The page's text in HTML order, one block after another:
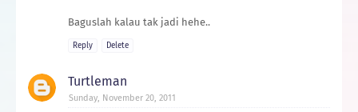
Baguslah kalau tak jadi hehe..
Reply Delete
Turtleman
Sunday, November 20, 2011